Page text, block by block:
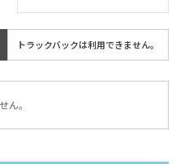
トラックバックは利用できません。
ん。